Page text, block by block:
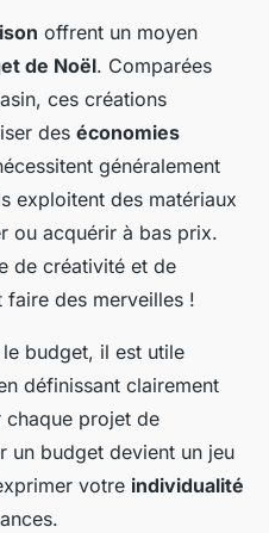
offrent un moyen
de Noël. Comparées
ces créations
des économies
généralement
exploitent des matériaux
ou acquérir à bas prix.
de créativité et de
faire des merveilles !
budget, il est utile
définissant clairement
chaque projet de
un budget devient un jeu
votre individualité